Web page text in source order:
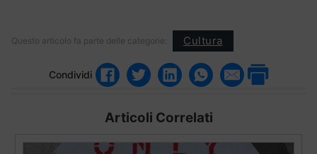
Questo articolo fa parte delle categorie: Cultura
Condividi
Articoli Correlati